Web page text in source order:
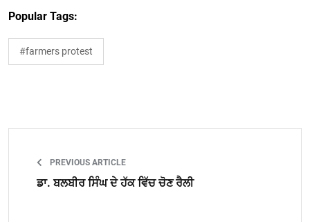
Popular Tags:
#farmers protest
PREVIOUS ARTICLE
ਡਾ. ਬਲਬੀਰ ਸਿੰਘ ਦੇ ਹੱਕ ਵਿੱਚ ਚੋਣ ਰੈਲੀ